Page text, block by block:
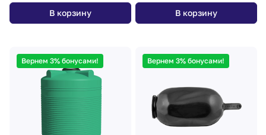
В корзину В корзину
Вернем 3% бонусами! Вернем 3% бонусами!